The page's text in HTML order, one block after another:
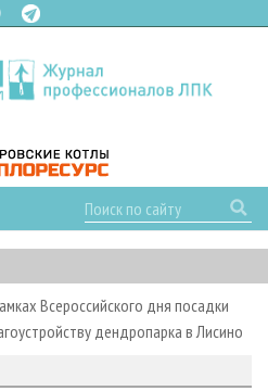
Всероссийского дня посадки
дендропарка в Лисино